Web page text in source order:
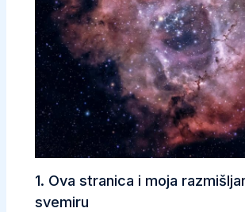
1. Ova stranica i moja
svemiru